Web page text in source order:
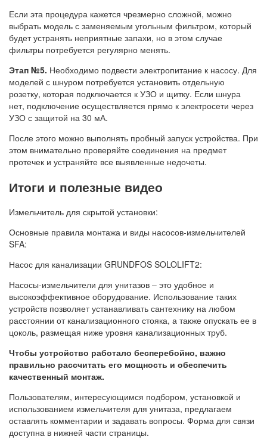
Если эта процедура кажется чрезмерно сложной, можно
выбрать модель с заменяемым угольным фильтром, который
будет устранять неприятные запахи, но в этом случае
фильтры потребуется регулярно менять.
Этап №5. Необходимо подвести электропитание к насосу. Для
моделей с шнуром потребуется установить отдельную
розетку, которая подключается к УЗО и щитку. Если шнура
нет, подключение осуществляется прямо к электросети через
УЗО с защитой на 30 мА.
После этого можно выполнять пробный запуск устройства. При
этом внимательно проверяйте соединения на предмет
протечек и устраняйте все выявленные недочеты.
Итоги и полезные видео
Измельчитель для скрытой установки:
Основные правила монтажа и виды насосов-измельчителей
SFA:
Насос для канализации GRUNDFOS SOLOLIFT2:
Насосы-измельчители для унитазов – это удобное и
высокоэффективное оборудование. Использование таких
устройств позволяет устанавливать сантехнику на любом
расстоянии от канализационного стояка, а также опускать ее в
цоколь, размещая ниже уровня канализационных труб.
Чтобы устройство работало бесперебойно, важно
правильно рассчитать его мощность и обеспечить
качественный монтаж.
Пользователям, интересующимся подбором, установкой и
использованием измельчителя для унитаза, предлагаем
оставлять комментарии и задавать вопросы. Форма для связи
доступна в нижней части страницы.